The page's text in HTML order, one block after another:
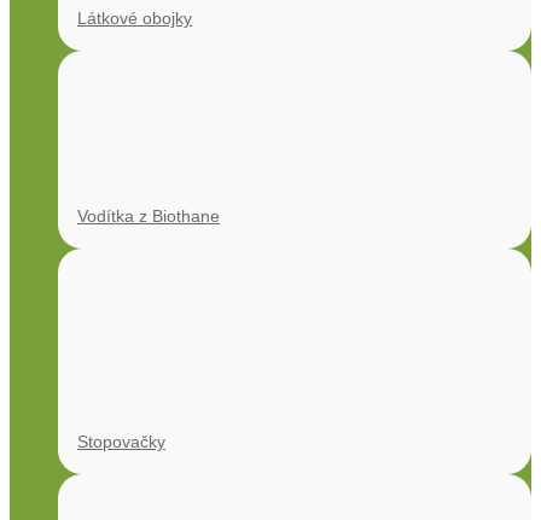
Látkové obojky
Vodítka z Biothane
Stopovačky